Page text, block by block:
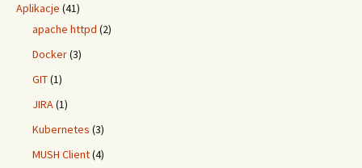
Aplikacje (41)
apache httpd (2)
Docker(3)
GIT(1)
JIRA(1)
Kubernetes (3)
MUSH Client(4)